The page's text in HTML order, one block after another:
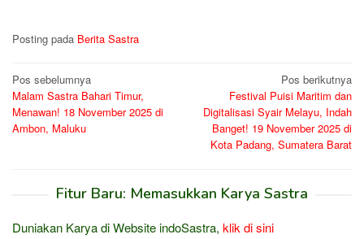
Posting pada Berita Sastra
Navigasi
pos
Pos sebelumnya
Malam Sastra Bahari Timur,
Menawan! 18 November 2025 di
Ambon, Maluku
Pos berikutnya
Festival Puisi Maritim dan
Digitalisasi Syair Melayu, Indah
Banget! 19 November 2025 di
Kota Padang, Sumatera Barat
Fitur Baru: Memasukkan Karya Sastra
Duniakan Karya di Website indoSastra, klik di sini